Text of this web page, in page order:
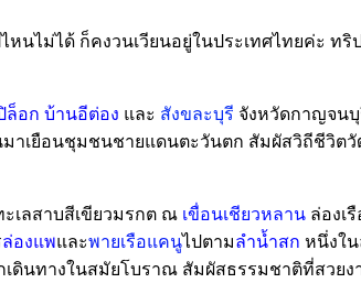
นไม่ได้ ก็คงวนเวียนอยู่ในประเทศไทยค่ะ ท
ล็อก บ้านอีต่อง และ สังขละบุรี จังหวัดกาญจน
าเยือนชุมชนชายแดนตะวันตก สัมผัสวิถีชีวิ
เลสาบสีเขียวมรกต ณ เขื่อนเชียวหลาน ล่องเ
ล่องแพและพายเรือแคนูไปตามลำน้ำสก หนึ่งใน
นทางในสมัยโบราณ สัมผัสธรรมชาติที่สวย